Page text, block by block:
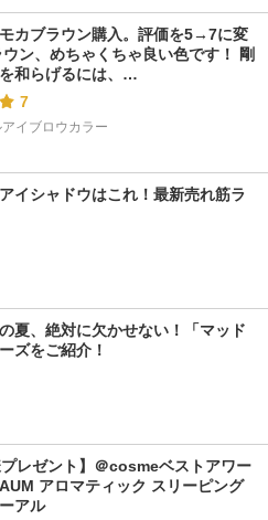
カブラウン購入。評価を5→7に変
ン、めちゃくちゃ良い色です！ 剛
和らげるには、…
7
イブロウカラー
イシャドウはこれ！最新売れ筋ラ
の夏、絶対に欠かせない！「マッド
ズをご紹介！
プレゼント】＠cosmeベストアワー
アロマティック スリーピング
アル